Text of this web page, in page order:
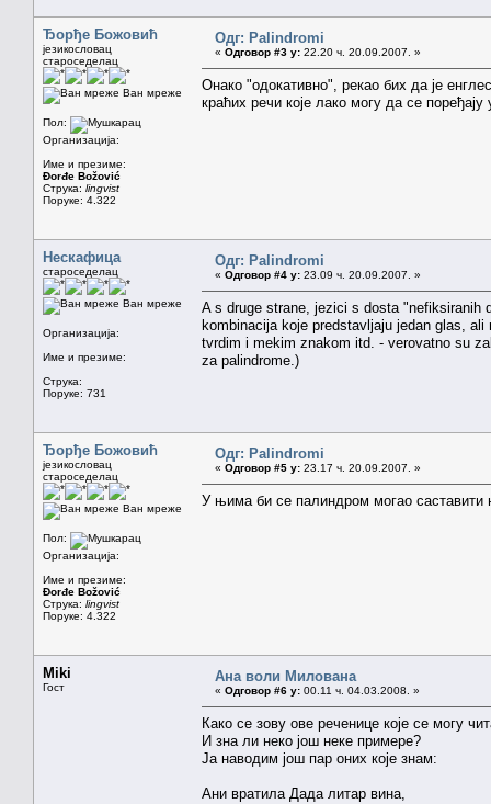
Ђорђе Божовић
језикословац
староседелац
Ван мреже
Пол:
Организација:
Име и презиме:
Đorđe Božović
Струка: lingvist
Поруке: 4.322
Одг: Palindromi
« Одговор #3 у: 22.20 ч. 20.09.2007. »
Онако "одокативно", рекао бих да је
краћих речи које лако могу да се
Нескафица
староседелац
Ван мреже
Организација:
Име и презиме:
Струка:
Поруке: 731
Одг: Palindromi
« Одговор #4 у: 23.09 ч. 20.09.2007. »
A s druge strane, jezici s dosta "nefiksiranih
kombinacija koje predstavljaju jedan glas,
tvrdim i mekim znakom itd. - verovatno su
za palindrome.)
Ђорђе Божовић
језикословац
староседелац
Ван мреже
Пол:
Организација:
Име и презиме:
Đorđe Božović
Струка: lingvist
Поруке: 4.322
Одг: Palindromi
« Одговор #5 у: 23.17 ч. 20.09.2007. »
У њима би се палиндром могао саставити
Miki
Гост
Ана воли Милована
« Одговор #6 у: 00.11 ч. 04.03.2008. »
Како се зову ове реченице које се могу
И зна ли неко још неке примере?
Ја наводим још пар оних које знам:
Ани вратила Дада литар вина,